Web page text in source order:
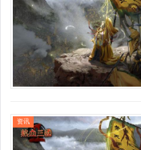
资讯